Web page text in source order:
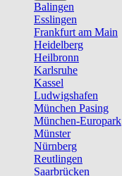
Balingen
Esslingen
Frankfurt am Main
Heidelberg
Heilbronn
Karlsruhe
Kassel
Ludwigshafen
München Pasing
München-Europark
Münster
Nürnberg
Reutlingen
Saarbrücken